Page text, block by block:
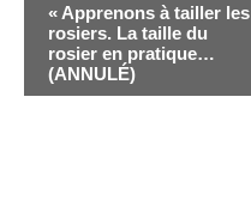
« Apprenons à tailler les
rosiers. La taille du
rosier en pratique…
(ANNULÉ)